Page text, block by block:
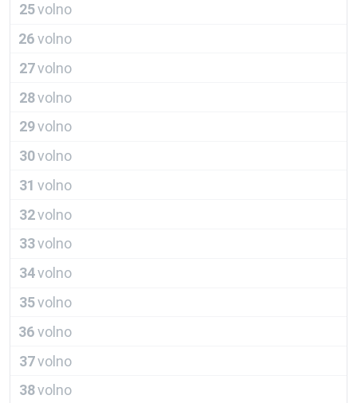
25volno
26volno
27volno
28volno
29volno
30volno
31 volno
32volno
33volno
34volno
35volno
36volno
37volno
38volno